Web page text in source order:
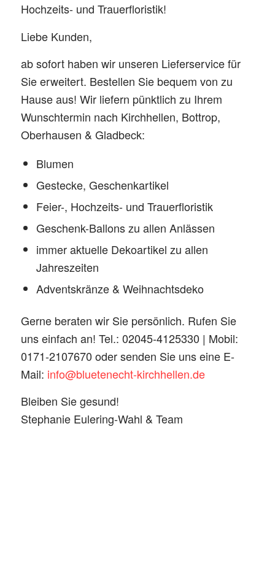
Hochzeits- und Trauerfloristik!
Liebe Kunden,
ab sofort haben wir unseren Lieferservice für
Sie erweitert. Bestellen Sie bequem von zu
Hause aus! Wir liefern pünktlich zu Ihrem
Wunschtermin nach Kirchhellen, Bottrop,
Oberhausen & Gladbeck:
Blumen
Gestecke, Geschenkartikel
Feier-, Hochzeits- und Trauerfloristik
Geschenk-Ballons zu allen Anlässen
immer aktuelle Dekoartikel zu allen
Jahreszeiten
Adventskränze & Weihnachtsdeko
Gerne beraten wir Sie persönlich. Rufen Sie
uns einfach an! Tel.: 02045-4125330 | Mobil:
0171-2107670 oder senden Sie uns eine E-
Mail: info@bluetenecht-kirchhellen.de
Bleiben Sie gesund!
Stephanie Eulering-Wahl & Team